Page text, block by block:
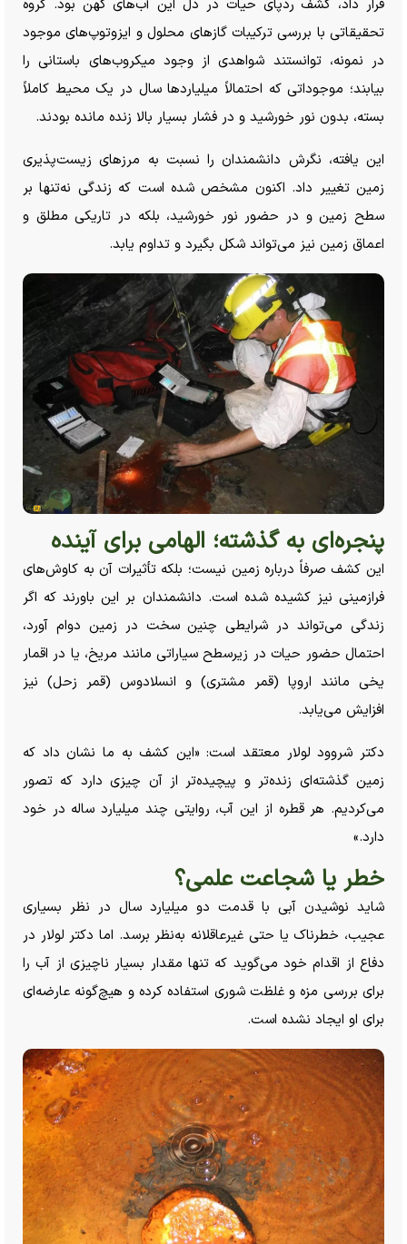
قرار داد، کشف ردپای حیات در دل این آب‌های کهن بود. گروه
تحقیقاتی با بررسی ترکیبات گاز‌های محلول و ایزوتوپ‌های موجود
در نمونه، توانستند شواهدی از وجود میکروب‌های باستانی را
بیابند؛ موجوداتی که احتمالاً میلیارد‌ها سال در یک محیط کاملاً
بسته، بدون نور خورشید و در فشار بسیار بالا زنده مانده بودند.
این یافته، نگرش دانشمندان را نسبت به مرز‌های زیست‌پذیری
زمین تغییر داد. اکنون مشخص شده است که زندگی نه‌تنها بر
سطح زمین و در حضور نور خورشید، بلکه در تاریکی مطلق و
اعماق زمین نیز می‌تواند شکل بگیرد و تداوم یابد.
پنجره‌ای به گذشته؛ الهامی برای آینده
این کشف صرفاً درباره زمین نیست؛ بلکه تأثیرات آن به کاوش‌های
فرازمینی نیز کشیده شده است. دانشمندان بر این باورند که اگر
زندگی می‌تواند در شرایطی چنین سخت در زمین دوام آورد،
احتمال حضور حیات در زیرسطح سیاراتی مانند مریخ، یا در اقمار
یخی مانند اروپا (قمر مشتری) و انسلادوس (قمر زحل) نیز
افزایش می‌یابد.
دکتر شروود لولار معتقد است: «این کشف به ما نشان داد که
زمین گذشته‌ای زنده‌تر و پیچیده‌تر از آن چیزی دارد که تصور
می‌کردیم. هر قطره از این آب، روایتی چند میلیارد ساله در خود
دارد.»
خطر یا شجاعت علمی؟
شاید نوشیدن آبی با قدمت دو میلیارد سال در نظر بسیاری
عجیب، خطرناک یا حتی غیرعاقلانه به‌نظر برسد. اما دکتر لولار در
دفاع از اقدام خود می‌گوید که تنها مقدار بسیار ناچیزی از آب را
برای بررسی مزه و غلظت شوری استفاده کرده و هیچ‌گونه عارضه‌ای
برای او ایجاد نشده است.